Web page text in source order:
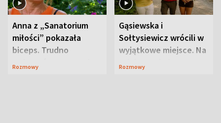
Anna z „Sanatorium
miłości” pokazała
biceps. Trudno
uwierzyć, co przeszła
Rozmowy
Gąsiewska i
Sołtysiewicz wrócili w
wyjątkowe miejsce. Na
szlaku czekał
Rozmowy